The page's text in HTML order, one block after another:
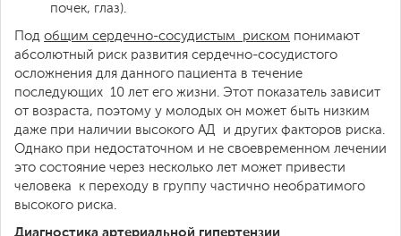
почек, глаз).
Под общим сердечно-сосудистым риском понимают
абсолютный риск развития сердечно-сосудистого
осложнения для данного пациента в течение
последующих 10 лет его жизни. Этот показатель зависит
от возраста, поэтому у молодых он может быть низким
даже при наличии высокого АД и других факторов риска.
Однако при недостаточном и не своевременном лечении
это состояние через несколько лет может привести
человека к переходу в группу частично необратимого
высокого риска.
Диагностика артериальной гипертензии